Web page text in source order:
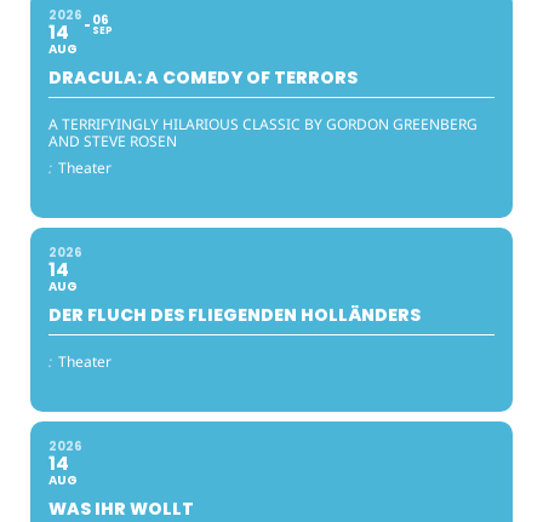
2026
14
AUG
06
SEP
DRACULA: A COMEDY OF TERRORS
A TERRIFYINGLY HILARIOUS CLASSIC BY GORDON GREENBERG
AND STEVE ROSEN
: Theater
2026
14
AUG
DER FLUCH DES FLIEGENDEN HOLLÄNDERS
: Theater
2026
14
AUG
WAS IHR WOLLT